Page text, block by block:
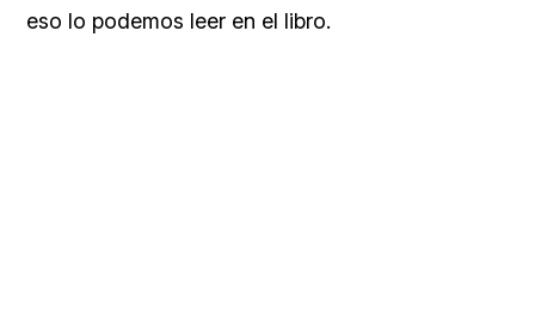
eso lo podemos leer en el libro.